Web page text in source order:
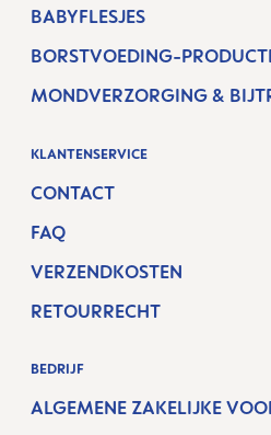
BABYFLESJES
BORSTVOEDING-
MONDVERZORGING &
KLANTENSERVICE
CONTACT
FAQ
VERZENDKOSTEN
RETOURRECHT
BEDRIJF
ALGEMENE ZAKELIJKE